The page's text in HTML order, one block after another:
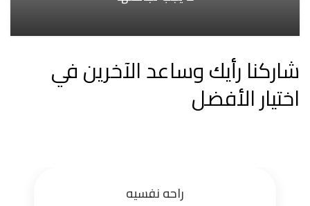
شاركنا رأيك وساعد الآخرين في
اختيار الأفضل
راحه نفسيه